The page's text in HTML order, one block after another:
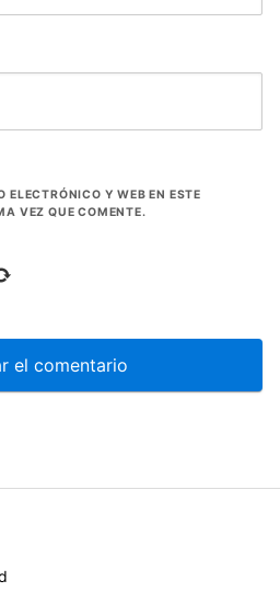
ELECTRÓNICO Y WEB EN ESTE
VEZ QUE COMENTE.